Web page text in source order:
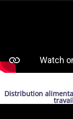
Distribution